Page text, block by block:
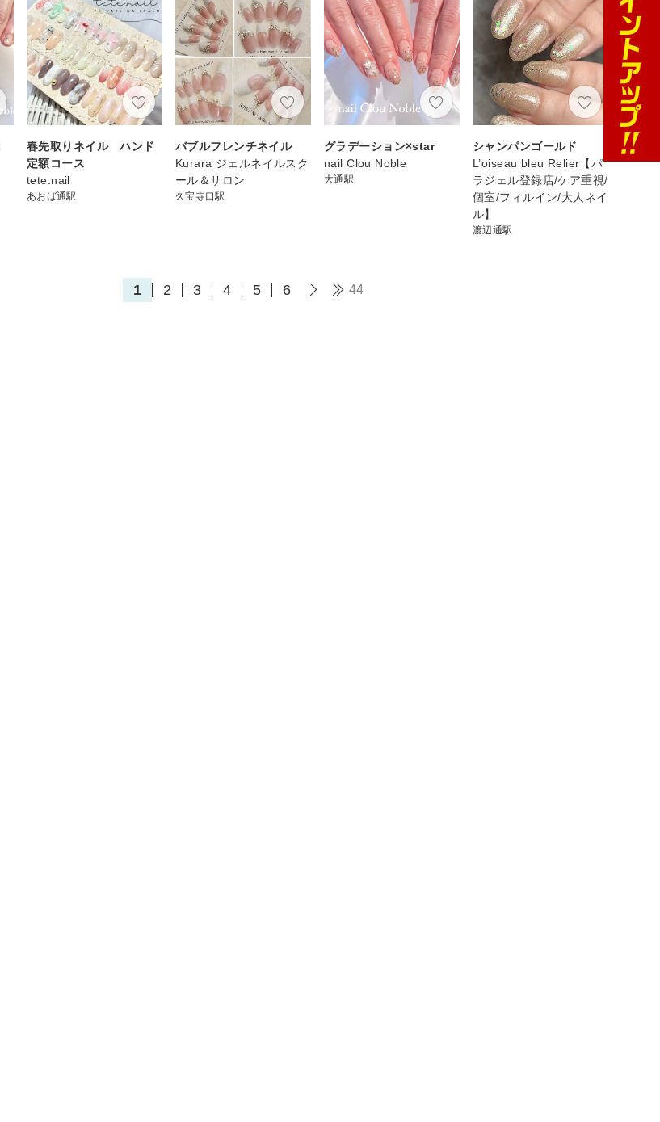
春先取りネイル ハンド
定額コース
tete.nail
あおば通駅
バブルフレンチネイル
Kurara ジェルネイルスク
ール＆サロン
久宝寺口駅
グラデーション×star
nail Clou Noble
大通駅
シャンパンゴールド
L’oiseau bleu Relier【パ
ラジェル登録店/ケア重視/
個室/フィルイン/大人ネイ
ル】
渡辺通駅
1 2 3 4 5 6 44